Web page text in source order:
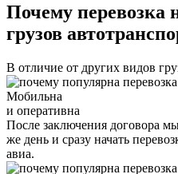
Почему перевозка
грузов
В отличие от других видов
Мобильна
и оперативна
После заключения договора
же день и сразу начать
авиа.